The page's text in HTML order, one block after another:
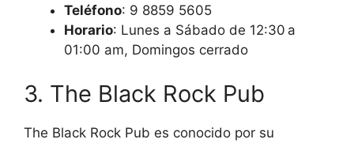
Teléfono: 9 8859 5605
Horario: Lunes a Sábado de 12:30 a
01:00 am, Domingos cerrado
3. The Black Rock Pub
The Black Rock Pub es conocido por su